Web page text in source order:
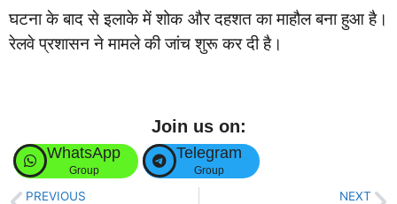
घटना के बाद से इलाके में शोक और दहशत का माहौल बना हुआ है।
रेलवे प्रशासन ने मामले की जांच शुरू कर दी है।
Join us on:
WhatsApp
Group
Telegram
Group
PREVIOUS NEXT